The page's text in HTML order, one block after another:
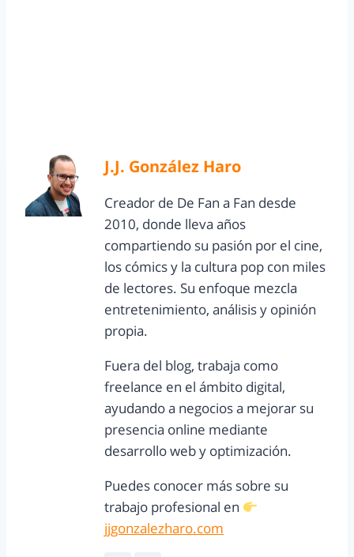
J.J. González Haro
Creador de De Fan a Fan desde
2010, donde lleva años
compartiendo su pasión por el cine,
los cómics y la cultura pop con miles
de lectores. Su enfoque mezcla
entretenimiento, análisis y opinión
propia.
Fuera del blog, trabaja como
freelance en el ámbito digital,
ayudando a negocios a mejorar su
presencia online mediante
desarrollo web y optimización.
Puedes conocer más sobre su
trabajo profesional en
jjgonzalezharo.com